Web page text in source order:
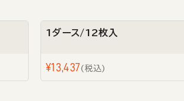
1ダース/12枚入
¥13,437 税込